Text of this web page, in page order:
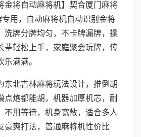
金将自动麻将机】契合厦门麻将
用，自动麻将机自动识别金将
洗牌分牌均匀，不卡牌漏牌，操
辈轻松上手，家庭聚会玩牌，传
满满。
东北吉林麻将玩法设计，推倒胡
点炮都能胡，机器加厚机芯，耐
不用等待，机身宽敞，适合多人
豪爽打法，普通麻将机性价比